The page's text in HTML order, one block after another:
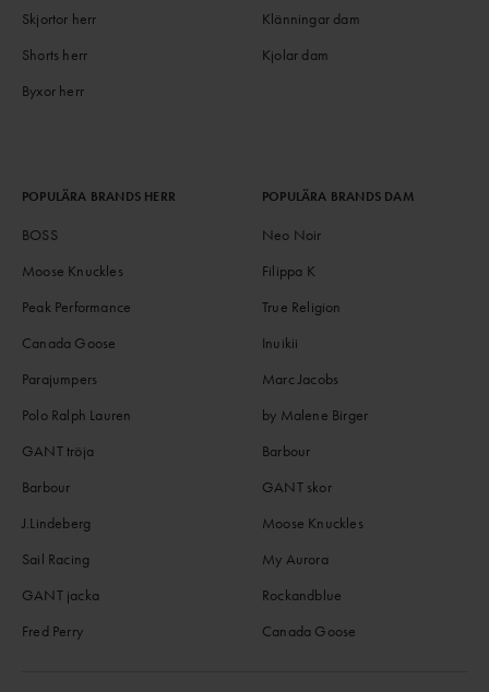
Skjortor herr
Shorts herr
Byxor herr
Klänningar dam
Kjolar dam
POPULÄRA BRANDS HERR
BOSS
Moose Knuckles
Peak Performance
Canada Goose
Parajumpers
Polo Ralph Lauren
GANT tröja
Barbour
J.Lindeberg
Sail Racing
GANT jacka
Fred Perry
POPULÄRA BRANDS DAM
Neo Noir
Filippa K
True Religion
Inuikii
Marc Jacobs
by Malene Birger
Barbour
GANT skor
Moose Knuckles
My Aurora
Rockandblue
Canada Goose